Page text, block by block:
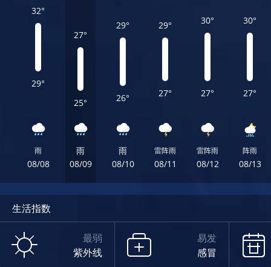
32°
29°
雨
08/08
27°
25°
雨
08/09
29°
26°
雨
08/10
29°
27°
雷阵雨
08/11
30°
27°
雷阵雨
08/12
30°
27°
阵雨
08/13
生活指数
最弱
紫外线
易发
感冒